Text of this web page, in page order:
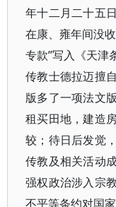
年十二月二十五
在康、雍年间没
专款”写入《天津
传教士德拉迈擅
版多了一项法文
租买田地，建造
较；待日后发觉
传教及相关活动
强权政治涉入宗
不平等条约对国